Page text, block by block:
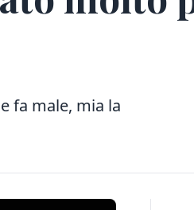
fa male, mia la